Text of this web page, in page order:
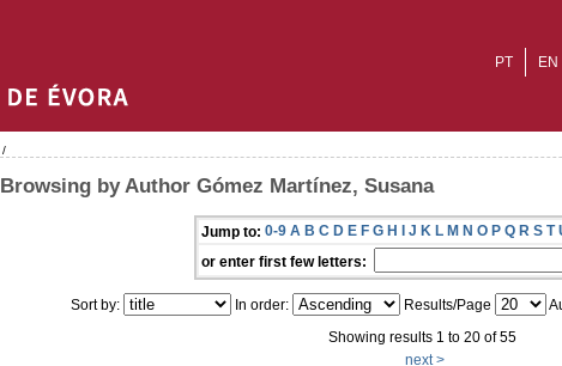
EN
PT
/
Browsing by Author Gómez Martínez, Susana
Jump to: 0-9 A B C D E F G H I J K L M N O P Q R S T
or enter first few letters:
Sort by: In order: Results/Page
Showing results 1 to 20 of 55
next >